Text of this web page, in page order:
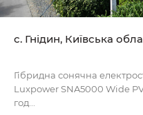
с. Гнідин, Київська
Гібридна сонячна
Luxpower SNA5000 Wide
год...